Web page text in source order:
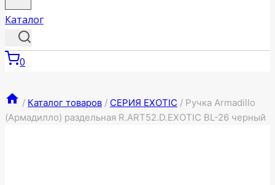
Каталог
0
/ Каталог товаров / СЕРИЯ EXOTIC / Ручка Armadillo
(Армадилло) раздельная R.ART52.D.EXOTIC BL-26 черный